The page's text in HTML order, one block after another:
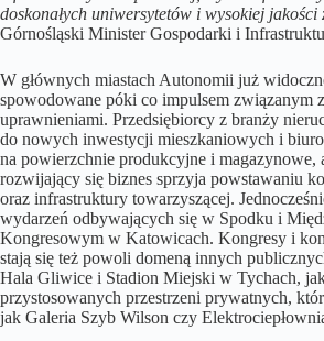
doskonałych uniwersytetów i wysokiej jakości
Górnośląski Minister Gospodarki i
W głównych miastach Autonomii już
spowodowane póki co impulsem związanym
uprawnieniami. Przedsiębiorcy z branży
do nowych inwestycji mieszkaniowych i
na powierzchnie produkcyjne i magazynowe,
rozwijający się biznes sprzyja powstawaniu
oraz infrastruktury towarzyszącej.
wydarzeń odbywających się w Spodku i
Kongresowym w Katowicach. Kongresy i
stają się też powoli domeną innych
Hala Gliwice i Stadion Miejski w Tychach,
przystosowanych przestrzeni prywatnych,
jak Galeria Szyb Wilson czy